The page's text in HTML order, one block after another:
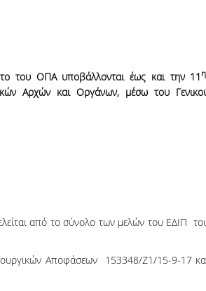
του ΟΠΑ υποβάλλονται έως και την 11 η
Αρχών και Οργάνων, μέσω του
από το σύνολο των μελών του ΕΔΙΠ
Αποφάσεων 153348/Ζ1/15-9-17